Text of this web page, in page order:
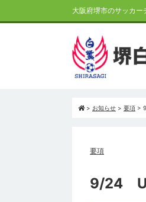
大阪府堺市のサッカ
> お知らせ > 要項 >
要項
9/24